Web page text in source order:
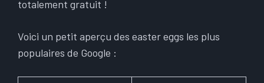
totalement gratuit !
Voici un petit aperçu des easter eggs les plus
populaires de Google :